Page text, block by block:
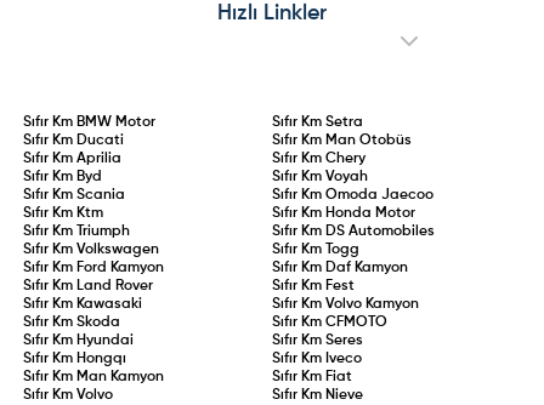
Hızlı Linkler
Sıfır Km BMW Motor Sıfır Km Setra
Sıfır Km Ducati Sıfır Km Man Otobüs
Sıfır KmAprilia Sıfır Km Chery
Sıfır Km Byd Sıfır Km Voyah
Sıfır KmScania Sıfır Km Omoda Jaecoo
Sıfır Km Ktm Sıfır Km Honda Motor
Sıfır Km
Triumph Sıfır Km DS Automobiles
Sıfır KmVolkswagen Sıfır Km
Togg
Sıfır Km Ford Kamyon Sıfır Km Daf Kamyon
Sıfır Km Land Rover Sıfır Km Fest
Sıfır Km Kawasaki Sıfır Km Volvo Kamyon
Sıfır KmSkoda Sıfır Km CFMOTO
Sıfır Km Hyundai Sıfır Km Seres
Sıfır Km Hongqı Sıfır Km Iveco
Sıfır Km Man Kamyon Sıfır Km Fiat
Sıfır KmVolvo Sıfır Km Nieve